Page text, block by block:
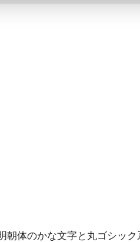
朝体のかな文字と丸ゴシッ